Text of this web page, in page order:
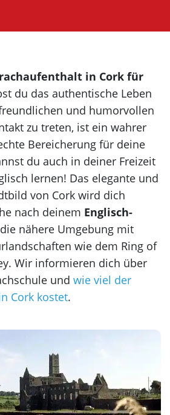
in Cork für
du das authentische Leben
und humorvollen
zu treten, ist ein wahrer
Bereicherung für deine
du auch in deiner Freizeit
lernen! Das elegante und
von Cork wird dich
nach deinem Englisch-
nähere Umgebung mit
wie dem Ring of
Wir informieren dich über
und wie viel der
Cork kostet.